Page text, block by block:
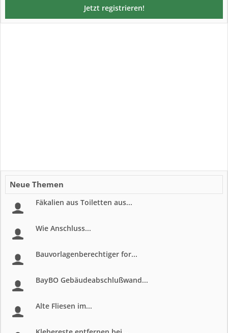
Jetzt registrieren!
Neue Themen
Fäkalien aus Toiletten aus...
Wie Anschluss...
Bauvorlagenberechtiger for...
BayBO Gebäudeabschlußwand...
Alte Fliesen im...